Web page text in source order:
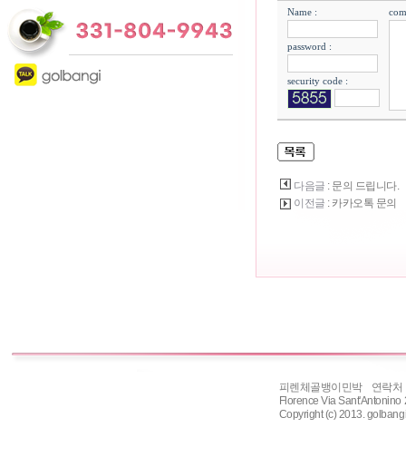
Name :
password :
security code :
다음글 : 문의 드립니다.
이전글 : 카카오톡 문의
피렌체골뱅이민박 연락처
Florence Via
Copyright (c) 2013.